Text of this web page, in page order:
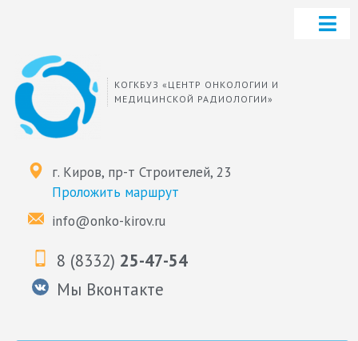
КОГКБУЗ «ЦЕНТР ОНКОЛОГИИ И
МЕДИЦИНСКОЙ РАДИОЛОГИИ»
г. Киров, пр-т Строителей, 23
Проложить маршрут
info@onko-kirov.ru
8 (8332) 25-47-54
Мы Вконтакте